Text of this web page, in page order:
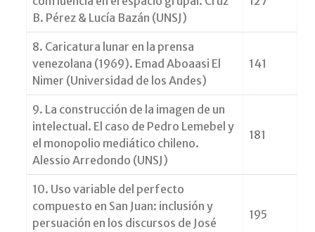
B. Pérez & Lucía Bazán (UNSJ)
8. Caricatura lunar en la prensa
venezolana (1969). Emad Aboaasi El
Nimer (Universidad de los Andes)
141
9. La construcción de la imagen de un
intelectual. El caso de Pedro Lemebel y
el monopolio mediático chileno.
Alessio Arredondo (UNSJ)
181
10. Uso variable del perfecto
compuesto en San Juan: inclusión y
persuación en los discursos de José
195